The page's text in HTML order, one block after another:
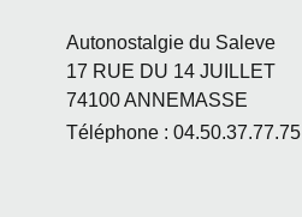
Autonostalgie du Saleve
17 RUE DU 14 JUILLET
74100ANNEMASSE
Téléphone : 04.50.37.77.75